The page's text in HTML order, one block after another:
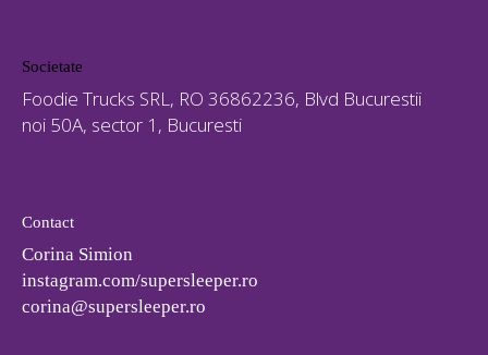
Societate
Foodie Trucks SRL, RO 36862236, Blvd Bucurestii
noi 50A, sector 1, Bucuresti
Contact
Corina Simion
instagram.com/supersleeper.ro
corina@supersleeper.ro